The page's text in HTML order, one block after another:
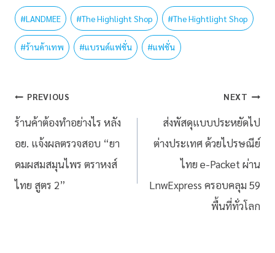
#LANDMEE #The Highlight Shop #The Hightlight Shop
#ร้านค้าเทพ #แบรนด์แฟชั่น #แฟชั่น
PREVIOUS
ร้านค้าต้องทำอย่างไร หลัง
อย. แจ้งผลตรวจสอบ “ยา
ดมผสมสมุนไพร ตราหงส์
ไทย สูตร 2”
NEXT
ส่งพัสดุแบบประหยัดไป
ต่างประเทศ ด้วยไปรษณีย์
ไทย e-Packet ผ่าน
LnwExpress ครอบคลุม 59
พื้นที่ทั่วโลก